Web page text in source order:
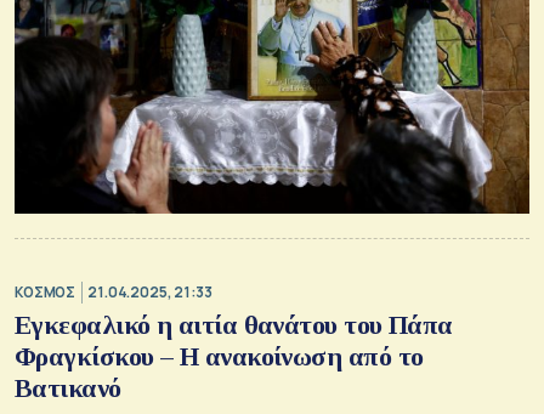
ΚΟΣΜΟΣ 21.04.2025, 21:33
Εγκεφαλικό η αιτία θανάτου του Πάπα
Φραγκίσκου – Η ανακοίνωση από το
Βατικανό